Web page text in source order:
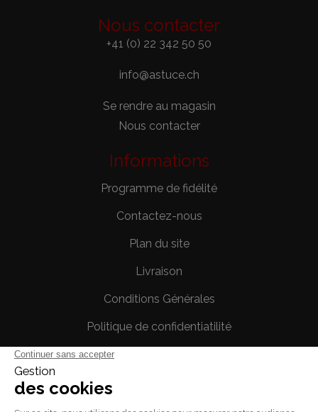
Nous contacter
+41 (0) 22 342 50 50
info@astuce.ch
Se rendre au magasin
Nous contacter
Informations
Programme de fidélité
Contactez-nous
Plan du site
Livraison
Conditions Générales
Politique de confidentiatilité
Votre compte